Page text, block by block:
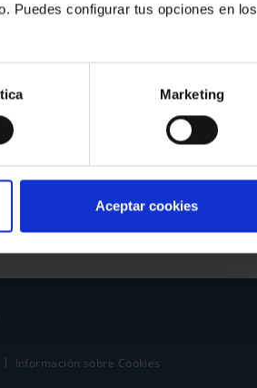
Puedes configurar tus opciones en los
Marketing
Aceptar cookies
Información sobre Cookies